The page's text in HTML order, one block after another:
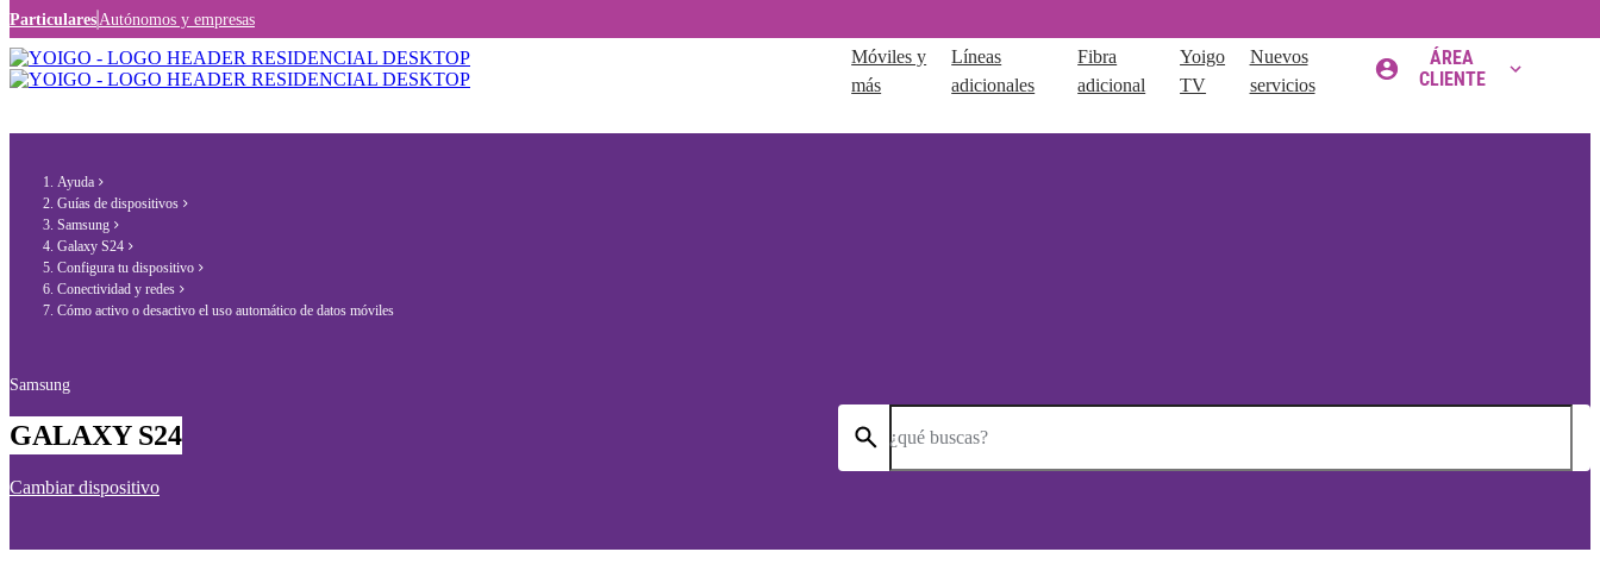
Particulares Autónomos y empresas
Móviles y
más
Líneas
adicionales
Fibra
adicional
Yoigo
TV
Nuevos
servicios
ÁREA
CLIENTE
Ayuda
Guías de dispositivos
Samsung
Galaxy S24
Configura tu dispositivo
Conectividad y redes
Cómo activo o desactivo el uso automático de datos móviles
Samsung
GALAXY S24
Cambiar dispositivo
¿qué buscas?